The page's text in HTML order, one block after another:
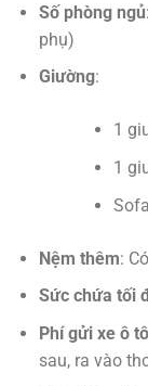
Số phòng ngủ
phụ)
Giường:
1
1
Nệm thêm:
Sức chứa tối
Phí gửi xe ô tô
sau, ra vào